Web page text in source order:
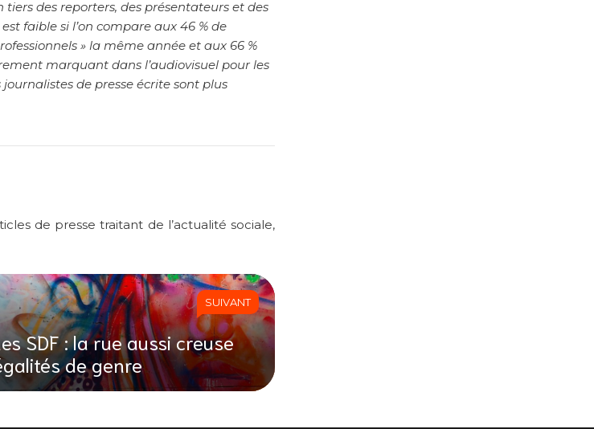
tiers des reporters, des présentateurs et des
faible si l’on compare aux 46 % de
» la même année et aux 66 %
marquant dans l’audiovisuel pour les
de presse écrite sont plus
de presse traitant de l’actualité sociale,
SUIVANT
SDF : la rue aussi creuse
de genre